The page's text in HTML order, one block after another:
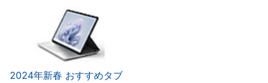
2024年新春 おすすめタブ